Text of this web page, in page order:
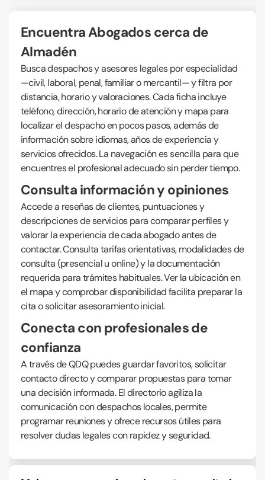
Encuentra Abogados cerca de
Almadén
Busca despachos y asesores legales por especialidad
—civil, laboral, penal, familiar o mercantil— y filtra por
distancia, horario y valoraciones. Cada ficha incluye
teléfono, dirección, horario de atención y mapa para
localizar el despacho en pocos pasos, además de
información sobre idiomas, años de experiencia y
servicios ofrecidos. La navegación es sencilla para que
encuentres el profesional adecuado sin perder tiempo.
Consulta información y opiniones
Accede a reseñas de clientes, puntuaciones y
descripciones de servicios para comparar perfiles y
valorar la experiencia de cada abogado antes de
contactar. Consulta tarifas orientativas, modalidades de
consulta (presencial u online) y la documentación
requerida para trámites habituales. Ver la ubicación en
el mapa y comprobar disponibilidad facilita preparar la
cita o solicitar asesoramiento inicial.
Conecta con profesionales de
confianza
A través de QDQ puedes guardar favoritos, solicitar
contacto directo y comparar propuestas para tomar
una decisión informada. El directorio agiliza la
comunicación con despachos locales, permite
programar reuniones y ofrece recursos útiles para
resolver dudas legales con rapidez y seguridad.